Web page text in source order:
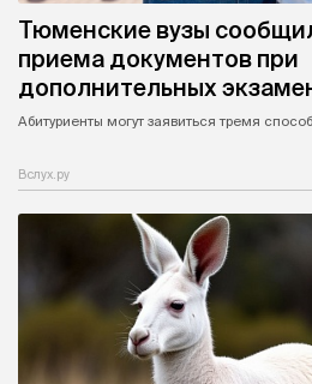
Тюменские вузы
приема документов при
дополнительных
Абитуриенты могут заявиться тремя
Вслух.ру